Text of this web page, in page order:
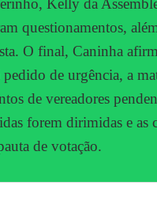
Kelly da
questionamentos,
O final, Caninha
de urgência, a
de vereadores
forem dirimidas e as
de votação.